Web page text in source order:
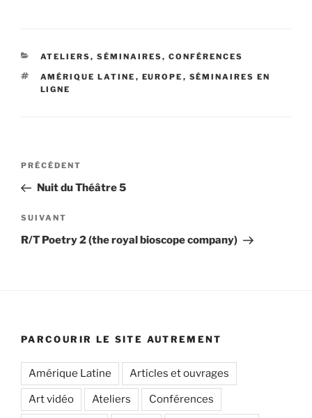
CATÉGORIES
ATELIERS, SÉMINAIRES, CONFÉRENCES
ÉTIQUETTES
AMÉRIQUE LATINE , EUROPE , SÉMINAIRES EN
LIGNE
Navigation
l’article
Article
précédent
PRÉCÉDENT
Nuit du Théâtre 5
Article
suivant
SUIVANT
R/T Poetry 2 (the royal bioscope company)
PARCOURIR LE SITE AUTREMENT
Amérique Latine Articles et ouvrages
Art vidéo Ateliers Conférences